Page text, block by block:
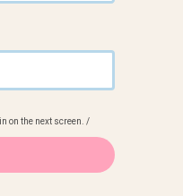
on the next screen. /